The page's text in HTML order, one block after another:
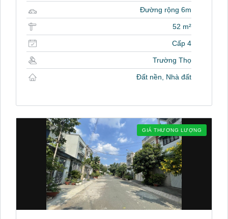
Đường rộng 6m
52 m²
Cấp 4
Trường Thọ
Đất nền, Nhà đất
GIÁ THƯƠNG LƯỢNG